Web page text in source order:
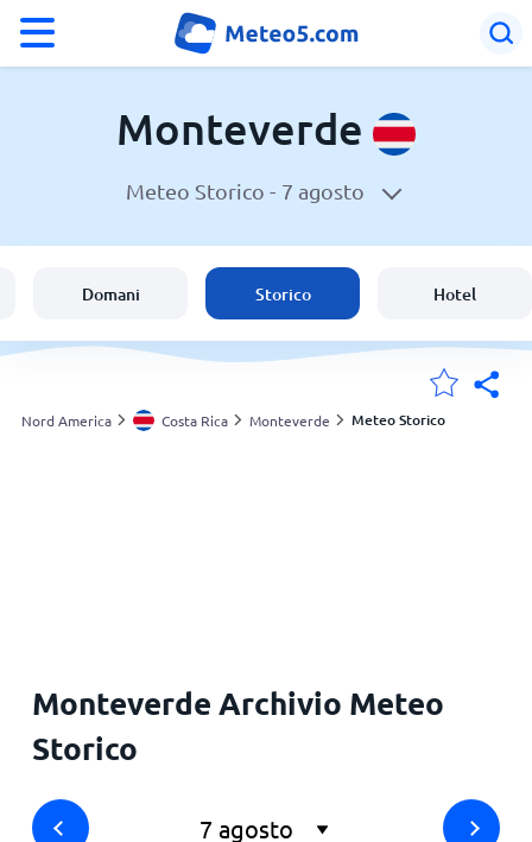
Meteo a Monteverde
Italia
Svizzera
Monteverde
Meteo Storico - 7 agosto
Domani Storico Hotel
Nord America Costa Rica Monteverde Meteo Storico
Monteverde Archivio Meteo
Storico